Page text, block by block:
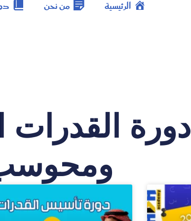
الرئيسية من نحن
دورة
ومحوسب